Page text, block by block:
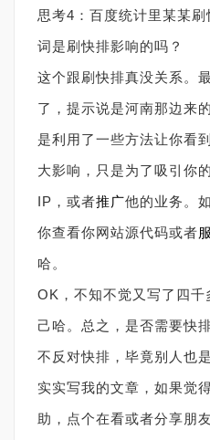
思考4：百度统计里某某
词是刷快排影响的吗？
这个跟刷快排真没关系。
了，提示说是河南那边来
是利用了一些方法让你看
大影响，只是为了吸引你
IP，或者推广他的业务。
你查看你网站源代码或者
哈。
OK，不知不觉又写了四千
己哈。总之，是否需要快
不反对快排，毕竟别人也
实实写我的文章，如果觉
助，点个在看或者分享朋